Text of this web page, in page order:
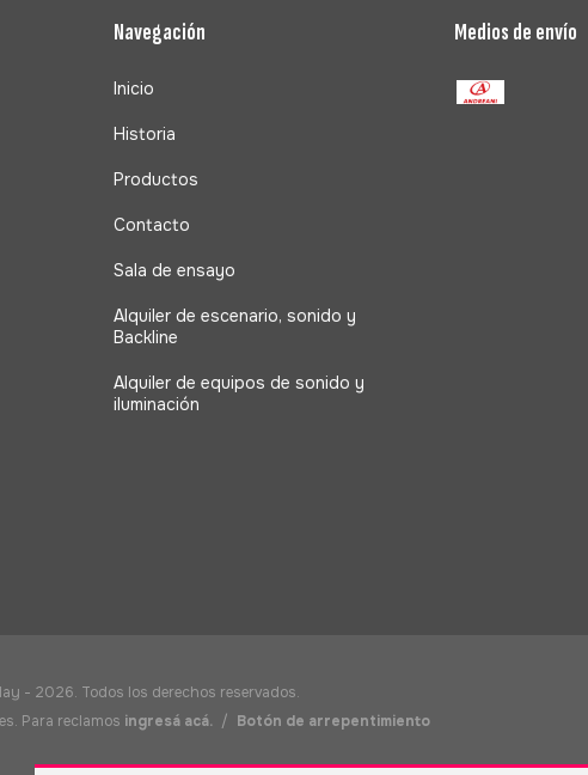
Navegación
Inicio
Historia
Productos
Contacto
Sala de ensayo
Alquiler de escenario, sonido y
Backline
Alquiler de equipos de sonido y
iluminación
Medios de envío
- 2026. Todos los derechos reservados.
Para reclamos ingresá acá. / Botón de arrepentimiento